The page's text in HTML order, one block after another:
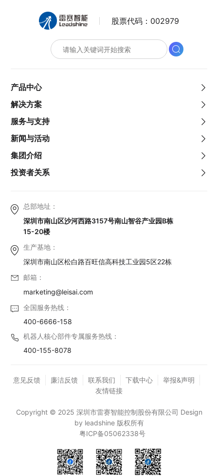
股票代码： 002979
总部地址：
深圳市南山区沙河西路3157号南山智谷产业园B栋
15-20楼
生产基地：
深圳市南山区松白路百旺信高科技工业园5区22栋
邮箱：
marketing@leisai.com
全国服务热线：
400-6666-158
机器人核心部件专属服务热线：
400-155-8078
产品中心
解决方案
服务与支持
新闻与活动
集团介绍
投资者关系
意见反馈 廉洁反馈 联系我们 下载中心
举报&声明
友情链接
Copyright © 2025 深圳市雷赛智能控制股份有限公司 Design
by leadshine 版权所有
粤ICP备05062338号